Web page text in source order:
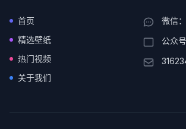
首页
精选壁纸
热门视频
关于我们
微信
公众